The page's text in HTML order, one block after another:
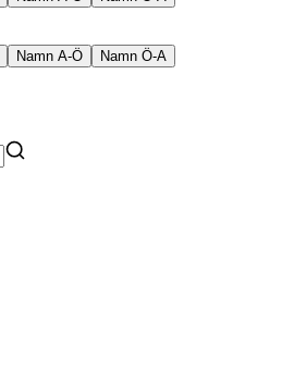
Namn A-Ö Namn Ö-A